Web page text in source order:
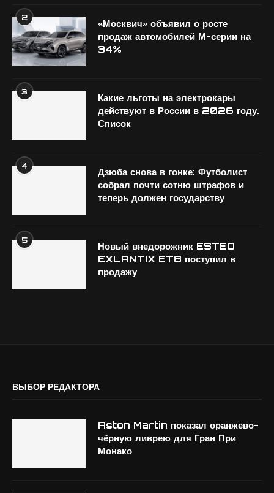
2
«Москвич» объявил о росте
продаж автомобилей М-серии на
34%
3
Какие льготы на электрокары
действуют в России в 2026 году.
Список
4
Дзюба снова в гонке: Футболист
собрал почти сотню штрафов и
теперь должен государству
5
Новый внедорожник ESTEO
EXLANTIX ET8 поступил в
продажу
ВЫБОР РЕДАКТОРА
Aston Martin показал оранжево-
чёрную ливрею для Гран При
Монако